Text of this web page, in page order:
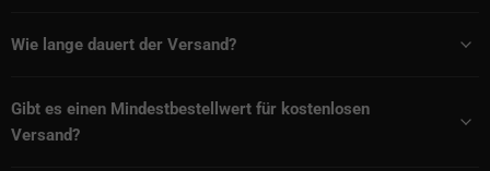
Wie lange dauert der Versand?
Gibt es einen Mindestbestellwert für kostenlosen
Versand?